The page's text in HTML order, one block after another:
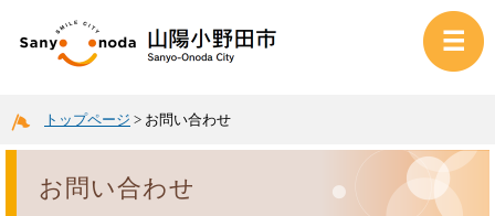
トップページ > お問い合わせ
お問い合わせ